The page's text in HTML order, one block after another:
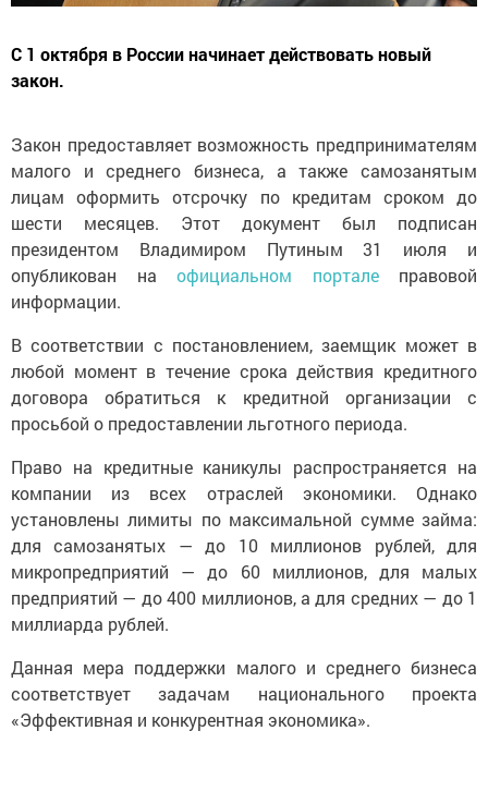
С 1 октября в России начинает действовать новый
закон.
Закон предоставляет возможность предпринимателям
малого и среднего бизнеса, а также самозанятым
лицам оформить отсрочку по кредитам сроком до
шести месяцев. Этот документ был подписан
президентом Владимиром Путиным 31 июля и
опубликован на официальном порталеправовой
информации.
В соответствии с постановлением, заемщик может в
любой момент в течение срока действия кредитного
договора обратиться к кредитной организации с
просьбой о предоставлении льготного периода.
Право на кредитные каникулы распространяется на
компании из всех отраслей экономики. Однако
установлены лимиты по максимальной сумме займа:
для самозанятых — до 10 миллионов рублей, для
микропредприятий — до 60 миллионов, для малых
предприятий — до 400 миллионов, а для средних — до 1
миллиарда рублей.
Данная мера поддержки малого и среднего бизнеса
соответствует задачам национального проекта
«Эффективная и конкурентная экономика».